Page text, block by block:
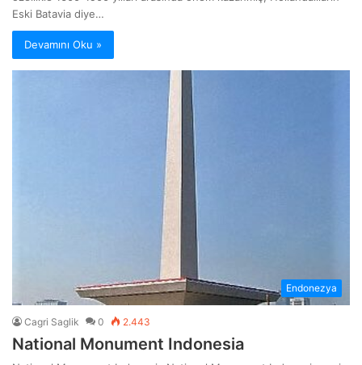
Eski Batavia diye…
Devamını Oku »
Endonezya
Cagri Saglik 0 2.443
National Monument Indonesia